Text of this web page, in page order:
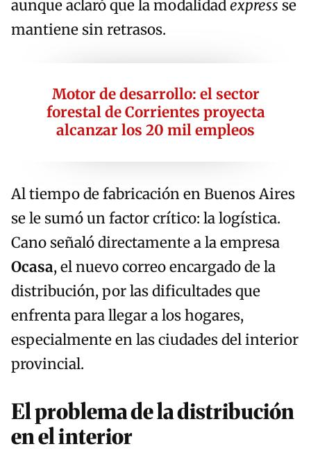
aunque aclaró que la modalidadexpress se
mantiene sin retrasos.
Motor de desarrollo: el sector
forestal de Corrientes proyecta
alcanzar los 20 mil empleos
Al tiempo de fabricación en Buenos Aires
se le sumó un factor crítico: la logística.
Cano señaló directamente a la empresa
Ocasa, el nuevo correo encargado de la
distribución, por las dificultades que
enfrenta para llegar a los hogares,
especialmente en las ciudades del interior
provincial.
El problema de la distribución
en el interior